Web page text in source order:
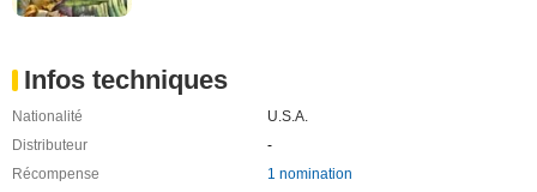
Infos techniques
Nationalité
U.S.A.
Distributeur
-
Récompense
1 nomination